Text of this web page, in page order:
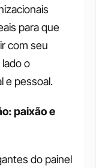
para que
com seu
o
e pessoal.
paixão e
do painel